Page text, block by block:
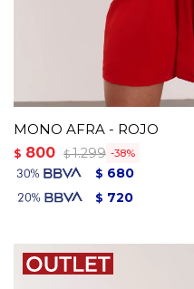
MONO AFRA - ROJO
$ 800 $ 1.299 38
$ 680
$ 720